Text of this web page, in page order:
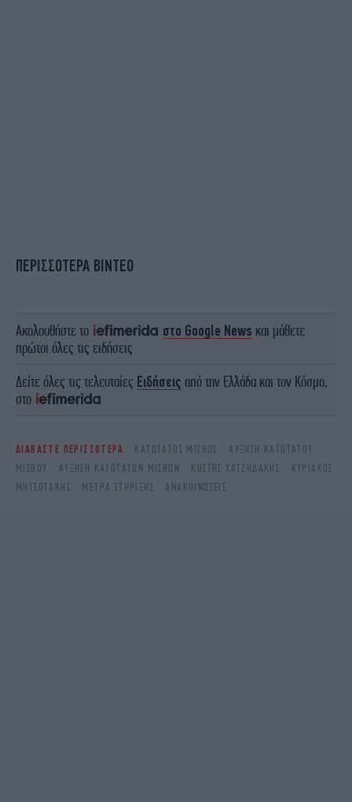
ΠΕΡΙΣΣΟΤΕΡΑ ΒΙΝΤΕΟ
Ακολουθήστε το στο Google News και μάθετε
πρώτοι όλες τις ειδήσεις
Δείτε όλες τις τελευταίες Ειδήσεις από την Ελλάδα και τον Κόσμο,
στο
ΔΙΑΒΑΣΤΕ ΠΕΡΙΣΣΟΤΕΡΑ ΚΑΤΏΤΑΤΟΣ ΜΙΣΘΌΣ
ΑΎΞΗΣΗ ΚΑΤΏΤΑΤΟΥ
ΜΙΣΘΟΎ
ΑΥΞΗΣΗ ΚΑΤΩΤΑΤΩΝ ΜΙΣΘΩΝ ΚΩΣΤΉΣ ΧΑΤΖΗΔΆΚΗΣ
ΚΥΡΙΆΚΟΣ
ΜΗΤΣΟΤΆΚΗΣ
ΜΈΤΡΑ ΣΤΉΡΙΞΗΣ ΑΝΑΚΟΙΝΏΣΕΙΣ